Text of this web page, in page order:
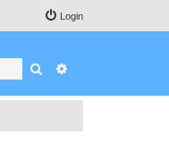
Login
Search